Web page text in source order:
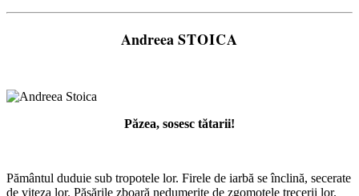
AndreeaSTOICA
Păzea, sosesc tătarii!
Pământul duduie sub tropotele lor. Firele de iarbă se înclină, secerate
de viteza lor. Păsările zboară nedumerite de zgomotele trecerii lor.